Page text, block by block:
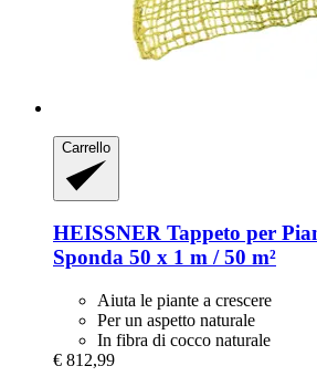
Carrello
HEISSNER Tappeto per
Sponda 50 x 1 m / 50 m²
Aiuta le piante a crescere
Per un aspetto naturale
In fibra di cocco naturale
€ 812,99